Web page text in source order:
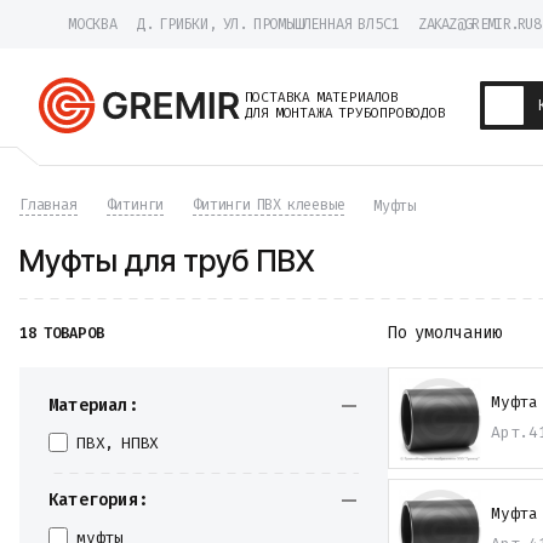
МОСКВА Д. ГРИБКИ, УЛ. ПРОМЫШЛЕННАЯ ВЛ5С1 ZAKAZ@GREMIR.RU
ПОСТАВКА МАТЕРИАЛОВ
ДЛЯ МОНТАЖА ТРУБОПРОВОДОВ
Трубы
Хомуты
Фланцы
Тройники
Краны
Затворы
Компенсаторы
Фасонные части
Главная Фитинги Фитинги ПВХ клеевые Муфты
Муфты для труб ПВХ
18 ТОВАРОВ
Материал:
ПВХ, НПВХ
Категория:
муфты
По умолчанию
Арт.